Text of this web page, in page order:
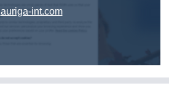
auriga-int.com